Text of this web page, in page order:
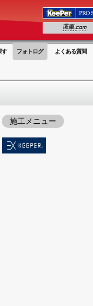
す フォトログ よくある質問
施工メニュー